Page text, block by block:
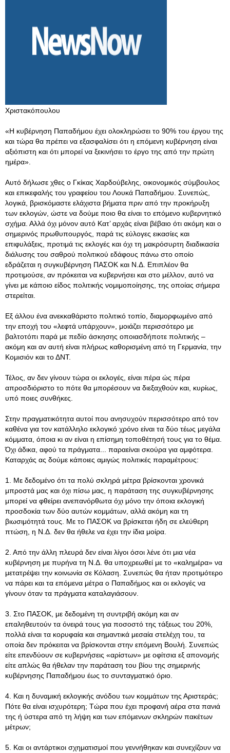
Χριστακόπουλου
«Η κυβέρνηση Παπαδήμου έχει ολοκληρώσει το 90% του έργου της
και τώρα θα πρέπει να εξασφαλίσει ότι η επόμενη κυβέρνηση είναι
αξιόπιστη και ότι μπορεί να ξεκινήσει το έργο της από την πρώτη
ημέρα».
Αυτό δήλωσε χθες ο Γκίκας Χαρδούβελης, οικονομικός σύμβουλος
και επικεφαλής του γραφείου του Λουκά Παπαδήμου. Συνεπώς,
λογικά, βρισκόμαστε ελάχιστα βήματα πριν από την προκήρυξη
των εκλογών, ώστε να δούμε ποιο θα είναι το επόμενο κυβερνητικό
σχήμα. Αλλά όχι μόνον αυτό Κατ’ αρχάς είναι βέβαιο ότι ακόμη και ο
σημερινός πρωθυπουργός, παρά τις εύλογες εικασίες και
επιφυλάξεις, προτιμά τις εκλογές και όχι τη μακρόσυρτη διαδικασία
διάλυσης του σαθρού πολιτικού εδάφους πάνω στο οποίο
εδράζεται η συγκυβέρνηση ΠΑΣΟΚ και Ν.Δ. Επιπλέον θα
προτιμούσε, αν πρόκειται να κυβερνήσει και στο μέλλον, αυτό να
γίνει με κάποιο είδος πολιτικής νομιμοποίησης, της οποίας σήμερα
στερείται.
Εξ άλλου ένα ανεκκαθάριστο πολιτικό τοπίο, διαμορφωμένο από
την εποχή του «λεφτά υπάρχουν», μοιάζει περισσότερο με
βαλτοτόπι παρά με πεδίο άσκησης οποιασδήποτε πολιτικής –
ακόμη και αν αυτή είναι πλήρως καθορισμένη από τη Γερμανία, την
Κομισιόν και το ΔΝΤ.
Τέλος, αν δεν γίνουν τώρα οι εκλογές, είναι πέρα ώς πέρα
απροσδιόριστο το πότε θα μπορέσουν να διεξαχθούν και, κυρίως,
υπό ποιες συνθήκες.
Στην πραγματικότητα αυτοί που ανησυχούν περισσότερο από τον
καθένα για τον κατάλληλο εκλογικό χρόνο είναι τα δύο τέως μεγάλα
κόμματα, όποια κι αν είναι η επίσημη τοποθέτησή τους για το θέμα.
Όχι άδικα, αφού τα πράγματα... παραείναι σκούρα για αμφότερα.
Καταρχάς ας δούμε κάποιες αμιγώς πολιτικές παραμέτρους:
1. Με δεδομένο ότι τα πολύ σκληρά μέτρα βρίσκονται χρονικά
μπροστά μας και όχι πίσω μας, η παράταση της συγκυβέρνησης
μπορεί να φθείρει ανεπανόρθωτα όχι μόνο την όποια εκλογική
προσδοκία των δύο αυτών κομμάτων, αλλά ακόμη και τη
βιωσιμότητά τους. Με το ΠΑΣΟΚ να βρίσκεται ήδη σε ελεύθερη
πτώση, η Ν.Δ. δεν θα ήθελε να έχει την ίδια μοίρα.
2. Από την άλλη πλευρά δεν είναι λίγοι όσοι λένε ότι μια νέα
κυβέρνηση με πυρήνα τη Ν.Δ. θα υποχρεωθεί με το «καλημέρα» να
μετατρέψει την κοινωνία σε Κόλαση. Συνεπώς θα ήταν προτιμότερο
να πάρει και τα επόμενα μέτρα ο Παπαδήμος και οι εκλογές να
γίνουν όταν τα πράγματα καταλαγιάσουν.
3. Στο ΠΑΣΟΚ, με δεδομένη τη συντριβή ακόμη και αν
επαληθευτούν τα όνειρά τους για ποσοστό της τάξεως του 20%,
πολλά είναι τα κορυφαία και σημαντικά μεσαία στελέχη του, τα
οποία δεν πρόκειται να βρίσκονται στην επόμενη Βουλή. Συνεπώς
είτε επενδύουν σε κυβερνήσεις «αρίστων» με οφίτσια εξ απονομής
είτε απλώς θα ήθελαν την παράταση του βίου της σημερινής
κυβέρνησης Παπαδήμου έως το συνταγματικό όριο.
4. Και η δυναμική εκλογικής ανόδου των κομμάτων της Αριστεράς;
Πότε θα είναι ισχυρότερη; Τώρα που έχει προφανή αέρα στα πανιά
της ή ύστερα από τη λήψη και των επόμενων σκληρών πακέτων
μέτρων;
5. Και οι αντάρτικοι σχηματισμοί που γεννήθηκαν και συνεχίζουν να